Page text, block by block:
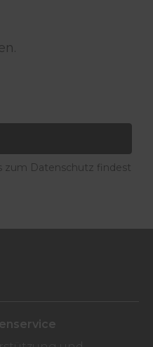
zum Datenschutz findest